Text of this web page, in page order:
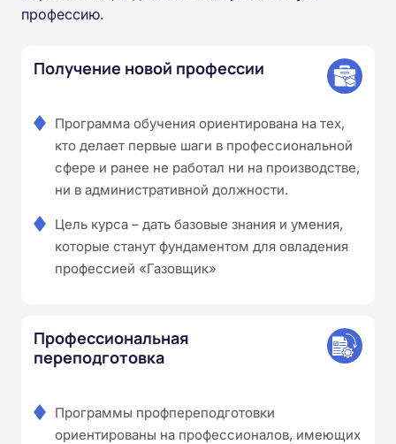
профессию.
Получение новой профессии
Программа обучения ориентирована на тех,
кто делает первые шаги в профессиональной
сфере и ранее не работал ни на производстве,
ни в административной должности.
Цель курса – дать базовые знания и умения,
которые станут фундаментом для овладения
профессией «Газовщик»
Профессиональная
переподготовка
Программы профпереподготовки
ориентированы на профессионалов, имеющих